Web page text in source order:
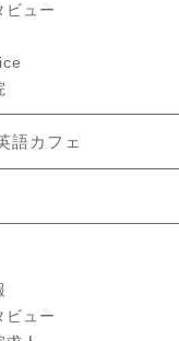
ビュー
語カフェ
ビュー